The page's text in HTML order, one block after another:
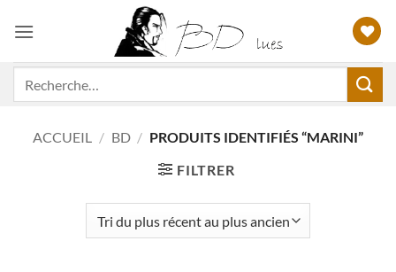
ACCUEIL / BD / PRODUITS IDENTIFIÉS “MARINI”
FILTRER